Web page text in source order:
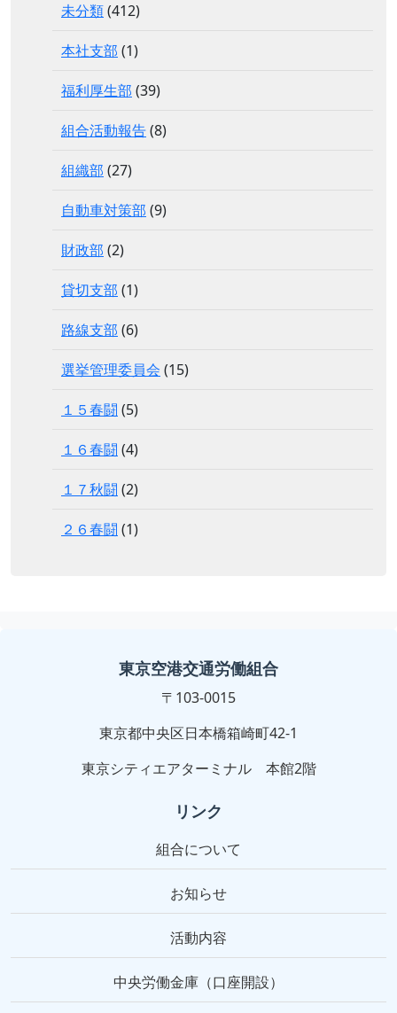
未分類(412)
本社支部 (1)
福利厚生部 (39)
組合活動報告(8)
組織部 (27)
自動車対策部 (9)
財政部 (2)
貸切支部 (1)
路線支部 (6)
選挙管理委員会 (15)
１５春闘 (5)
１６春闘 (4)
１７秋闘 (2)
２６春闘 (1)
東京空港交通労働組合
〒103-0015
東京都中央区日本橋箱崎町42-1
東京シティエアターミナル 本館2階
リンク
組合について
お知らせ
活動内容
中央労働金庫（口座開設）